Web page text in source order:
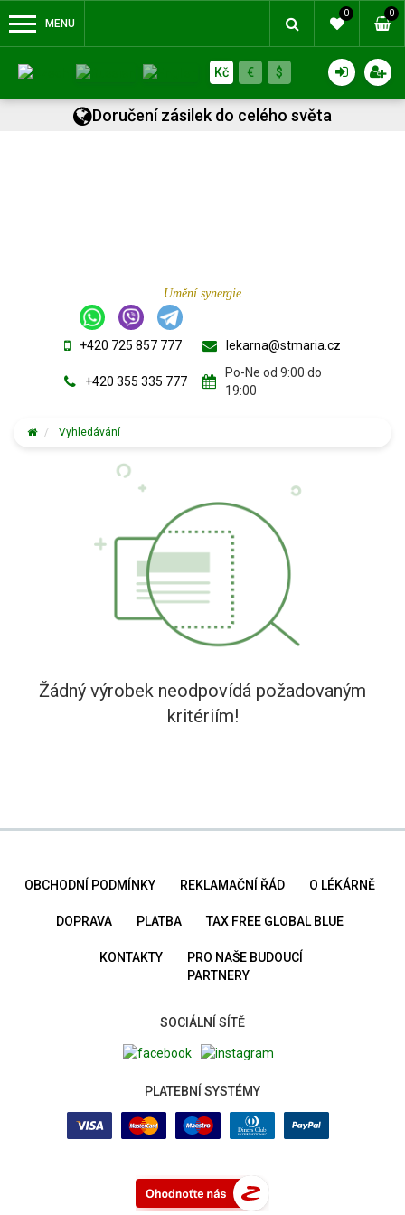
MENU
0 0
Kč € $
Doručení zásilek do celého světa
Umění synergie
+420 725 857 777
+420 355 335 777
lekarna@stmaria.cz
Po-Ne od 9:00 do
19:00
Vyhledávání
Žádný výrobek neodpovídá požadovaným
kritériím!
OBCHODNÍ PODMÍNKY REKLAMAČNÍ ŘÁD O LÉKÁRNĚ
DOPRAVA PLATBA TAX FREE GLOBAL BLUE
KONTAKTY
PRO NAŠE BUDOUCÍ
PARTNERY
SOCIÁLNÍ SÍTĚ
PLATEBNÍ SYSTÉMY